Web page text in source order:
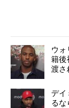
ウォ
籍後
渡さ
デイ
るな